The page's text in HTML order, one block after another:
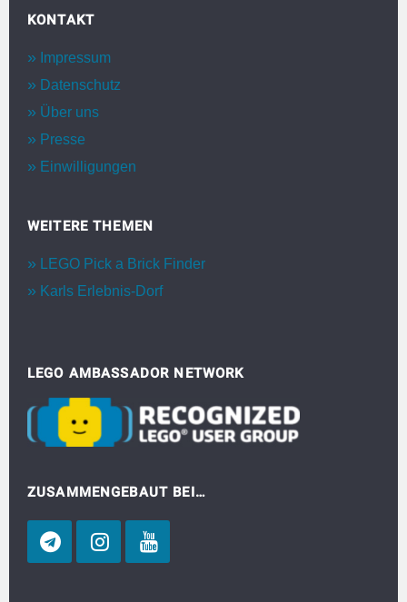
KONTAKT
Impressum
Datenschutz
Über uns
Presse
Einwilligungen
WEITERE THEMEN
LEGO Pick a Brick Finder
Karls Erlebnis-Dorf
LEGO AMBASSADOR NETWORK
ZUSAMMENGEBAUT BEI…